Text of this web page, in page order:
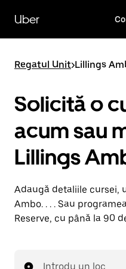
direct
conținutul
principal
Uber
Regatul Unit>Lillings
Solicită o
acum sau
Lillings
Adaugă detaliile cursei,
Ambo. . . . Sau
Reserve, cu până la 90
Introdu un loc